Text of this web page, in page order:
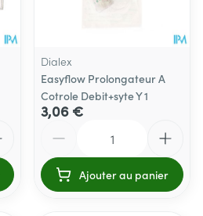
Dialex
Easyflow Prolongateur A
Cotrole Debit+syte Y 1
3,06 €
Ajouter au panier